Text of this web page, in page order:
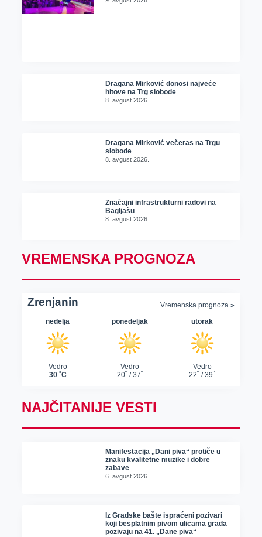
Dragana Mirković donosi najveće
hitove na Trg slobode
8. avgust 2026.
Dragana Mirković večeras na Trgu
slobode
8. avgust 2026.
Značajni infrastrukturni radovi na
Bagljašu
8. avgust 2026.
VREMENSKA PROGNOZA
NAJČITANIJE VESTI
Manifestacija „Dani piva“ protiče u
znaku kvalitetne muzike i dobre
zabave
6. avgust 2026.
Iz Gradske bašte ispraćeni pozivari
koji besplatnim pivom ulicama grada
pozivaju na 41. „Dane piva“